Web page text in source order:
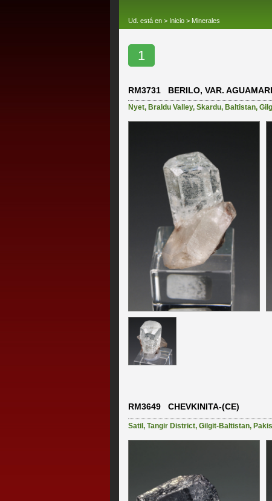
Ud. está en > Inicio > Minerales
1
RM3731 BERILO, VAR.
Nyet, Braldu Valley, Skardu, Baltistan,
RM3649 CHEVKINITA-(CE)
Satil , Tangir District, Gilgit-Baltistan,